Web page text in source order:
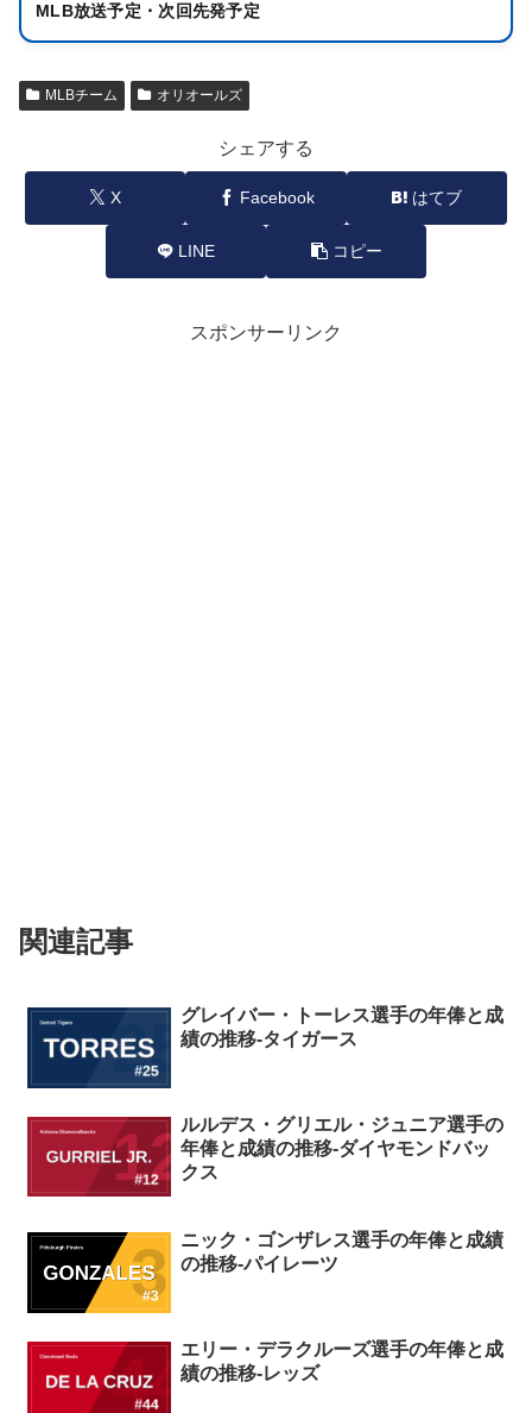
MLB放送予定・次回先発予定
MLBチーム オリオールズ
シェアする
X Facebook はてブ
LINE コピー
スポンサーリンク
関連記事
グレイバー・トーレス選手の年俸と成
績の推移-タイガース
ルルデス・グリエル・ジュニア選手の
年俸と成績の推移-ダイヤモンドバッ
クス
ニック・ゴンザレス選手の年俸と成績
の推移-パイレーツ
エリー・デラクルーズ選手の年俸と成
績の推移-レッズ